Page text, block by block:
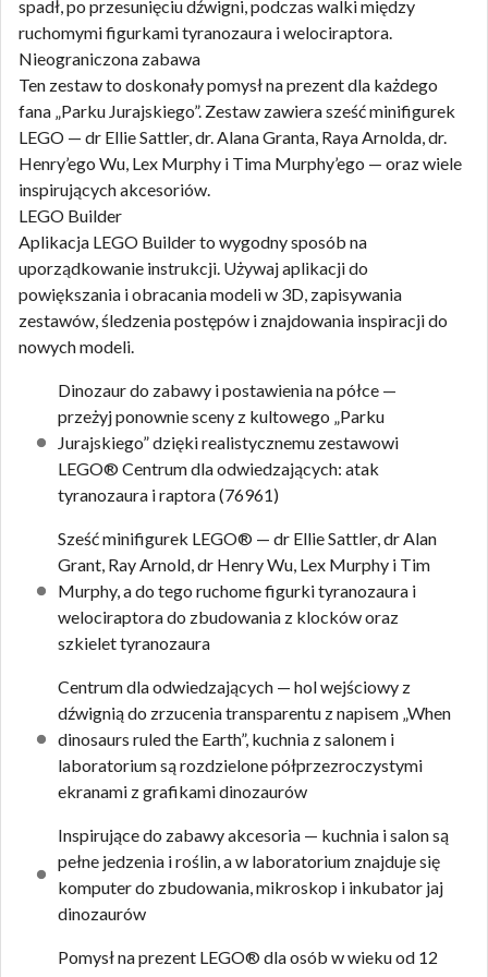
spadł, po przesunięciu dźwigni, podczas walki między
ruchomymi figurkami tyranozaura i welociraptora.
Nieograniczona zabawa
Ten zestaw to doskonały pomysł na prezent dla każdego
fana „Parku Jurajskiego”. Zestaw zawiera sześć minifigurek
LEGO — dr Ellie Sattler, dr. Alana Granta, Raya Arnolda, dr.
Henry’ego Wu, Lex Murphy i Tima Murphy’ego — oraz wiele
inspirujących akcesoriów.
LEGO Builder
Aplikacja LEGO Builder to wygodny sposób na
uporządkowanie instrukcji. Używaj aplikacji do
powiększania i obracania modeli w 3D, zapisywania
zestawów, śledzenia postępów i znajdowania inspiracji do
nowych modeli.
Dinozaur do zabawy i postawienia na półce —
przeżyj ponownie sceny z kultowego „Parku
Jurajskiego” dzięki realistycznemu zestawowi
LEGO® Centrum dla odwiedzających: atak
tyranozaura i raptora (76961)
Sześć minifigurek LEGO® — dr Ellie Sattler, dr Alan
Grant, Ray Arnold, dr Henry Wu, Lex Murphy i Tim
Murphy, a do tego ruchome figurki tyranozaura i
welociraptora do zbudowania z klocków oraz
szkielet tyranozaura
Centrum dla odwiedzających — hol wejściowy z
dźwignią do zrzucenia transparentu z napisem „When
dinosaurs ruled the Earth”, kuchnia z salonem i
laboratorium są rozdzielone półprzezroczystymi
ekranami z grafikami dinozaurów
Inspirujące do zabawy akcesoria — kuchnia i salon są
pełne jedzenia i roślin, a w laboratorium znajduje się
komputer do zbudowania, mikroskop i inkubator jaj
dinozaurów
Pomysł na prezent LEGO® dla osób w wieku od 12